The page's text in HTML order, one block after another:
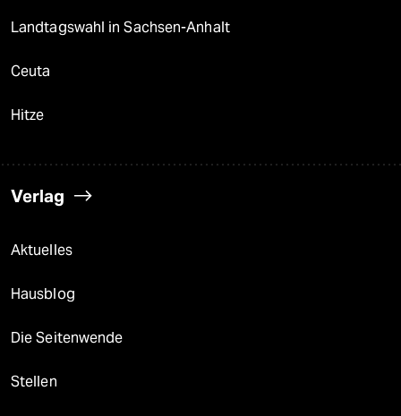
Landtagswahl in Sachsen-Anhalt
Ceuta
Hitze
Verlag
Aktuelles
Hausblog
Die Seitenwende
Stellen